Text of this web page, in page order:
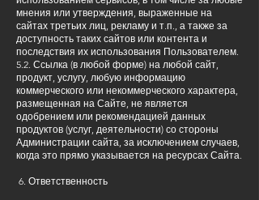
мнения или утверждения, выраженные на
сайтах третьих лиц, рекламу и т.п., а также за
доступность таких сайтов или контента и
последствия их использования Пользователем.
5.2. Ссылка (в любой форме) на любой сайт,
продукт, услугу, любую информацию
коммерческого или некоммерческого характера,
размещенная на Сайте, не является
одобрением или рекомендацией данных
продуктов (услуг, деятельности) со стороны
Администрации сайта, за исключением случаев,
когда это прямо указывается на ресурсах Сайта.
6. Ответственность